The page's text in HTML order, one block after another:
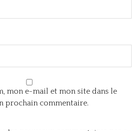
mon e-mail et mon site dans le
prochain commentaire.